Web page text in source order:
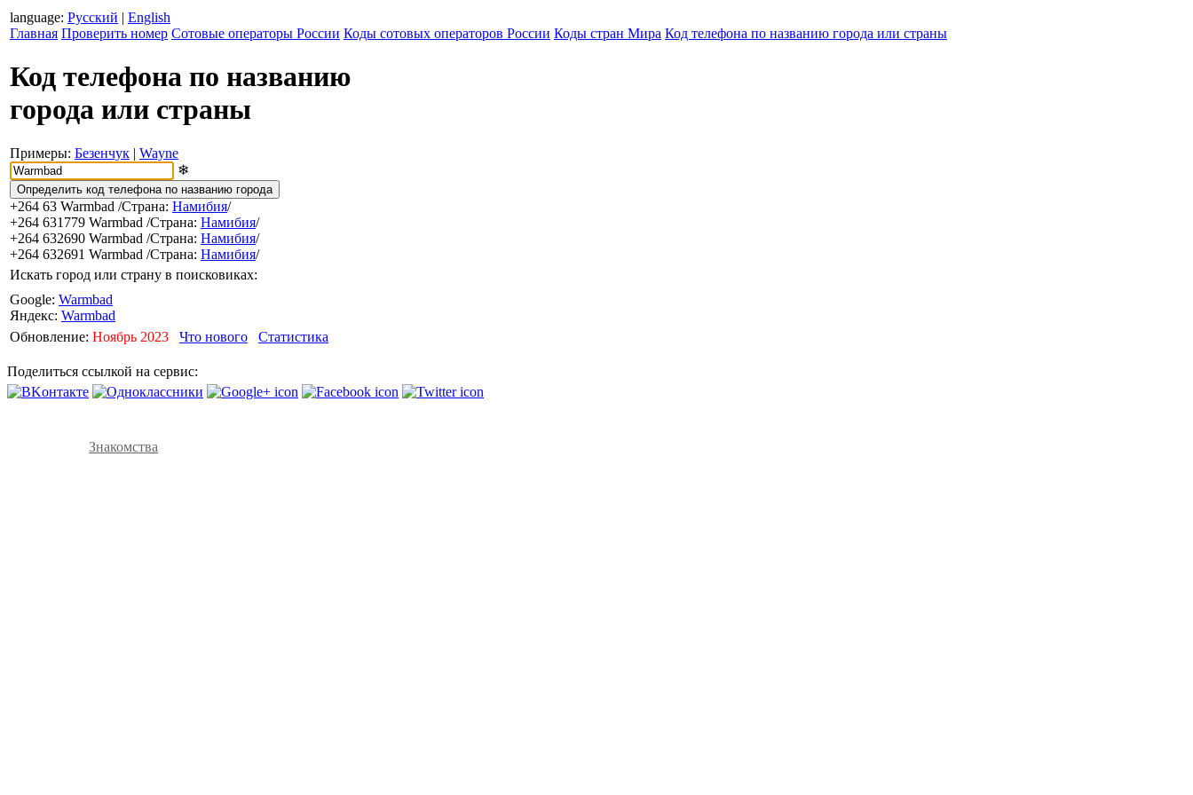
language: Русский | English
Главная Проверить номер Сотовые операторы России Коды сотовых операторов России Коды стран Мира Код телефона по названию города или страны
Код телефона по названию
города или страны
Примеры: Безенчук | Wayne
❄
+264 63 Warmbad /Страна: Намибия/
+264 631779 Warmbad /Страна: Намибия/
+264 632690 Warmbad /Страна: Намибия/
+264 632691 Warmbad /Страна: Намибия/
Искать город или страну в поисковиках:
Google: Warmbad
Яндекс: Warmbad
Обновление: Ноябрь 2023 Что нового Статистика
Поделиться ссылкой на сервис:
Знакомства